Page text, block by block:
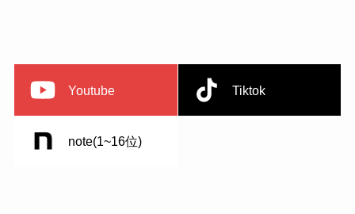
Youtube Tiktok
note(1~16位)